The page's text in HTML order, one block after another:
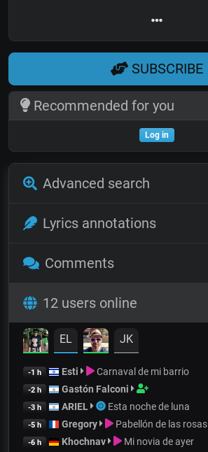
SUBSCRIBE
Recommended for you
Log in
Advanced search
Lyrics annotations
Comments
12 users online
EL JK
-1 h Esti Carnaval de mi barrio
-2 h Gastón Falconi
-3 h ARIEL Esta noche de luna
-5 h Gregory Pabellón de las rosas
-6 h Khochnav Mi novia de ayer